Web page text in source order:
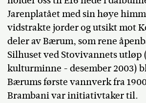
Jarenplatået med sin høye
vidstrakte jorder og utsikt mot
deler av Bærum, som rene
Silhuset ved Stovivannets utløp
kulturminne - desember 2003)
Bærums første vannverk fra
Brambani var initiativtaker til.